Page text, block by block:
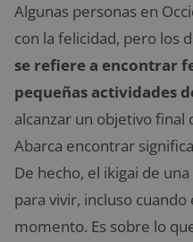
Algunas personas en
con la felicidad, pero los
se refiere a encontrar
pequeñas actividades
alcanzar un objetivo
Abarca encontrar
De hecho, el ikigai de
para vivir, incluso
momento. Es sobre lo